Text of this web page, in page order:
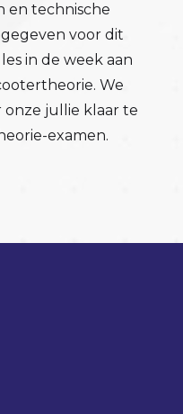
en technische
voor dit
in de week aan
We
onze jullie klaar te
examen.